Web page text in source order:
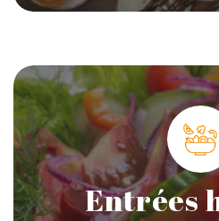
Entrées